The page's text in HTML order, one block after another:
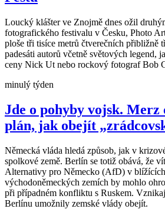
Loucký klášter ve Znojmě dnes ožil
fotografického festivalu v Česku, Photo
ploše tři tisíce metrů čtverečních přibližně
padesáti autorů včetně světových legend,
ceny Nick Ut nebo rockový fotograf Bob
minulý týden
Jde o pohyby vojsk. Merz
plán, jak obejít
Německá vláda hledá způsob, jak v
spolkové země. Berlín se totiž obává, že
Alternativy pro Německo (AfD) v
východoněmeckých zemích by mohlo
při případném konfliktu s Ruskem.
Berlínu umožnily zemské vlády obejít.